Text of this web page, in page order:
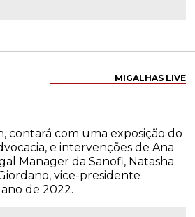
MIGALHAS LIVE
contará com uma exposição do
e intervenções de Ana
Manager da Sanofi, Natasha
vice-presidente
de 2022.